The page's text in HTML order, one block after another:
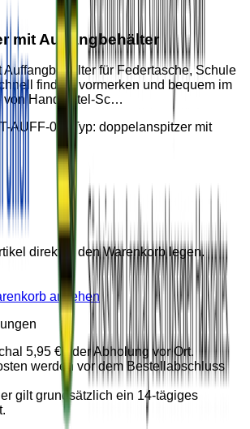
mit Auffangbehälter
Auffangbehälter für Federtasche, Schule
finden, vormerken und bequem im
von Handzettel-Sc…
AUFF-001 Typ: doppelanspitzer mit
direkt in den Warenkorb legen.
ansehen
5,95 € oder Abholung vor Ort.
werden vor dem Bestellabschluss
gilt grundsätzlich ein 14-tägiges